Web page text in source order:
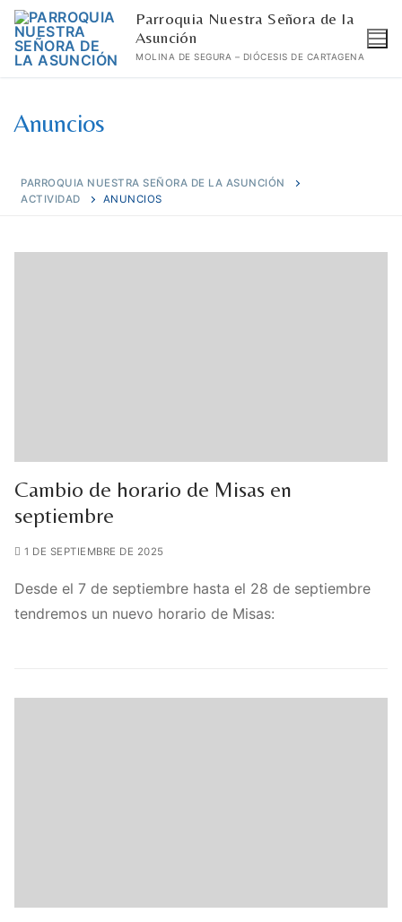
contenido
Parroquia Nuestra Señora de la
Asunción
MOLINA DE SEGURA – DIÓCESIS DE CARTAGENA
Anuncios
PARROQUIA NUESTRA SEÑORA DE LA ASUNCIÓN
ACTIVIDAD
ANUNCIOS
Cambio de horario de Misas en
septiembre
1 DE SEPTIEMBRE DE 2025
Desde el 7 de septiembre hasta el 28 de septiembre
tendremos un nuevo horario de Misas: